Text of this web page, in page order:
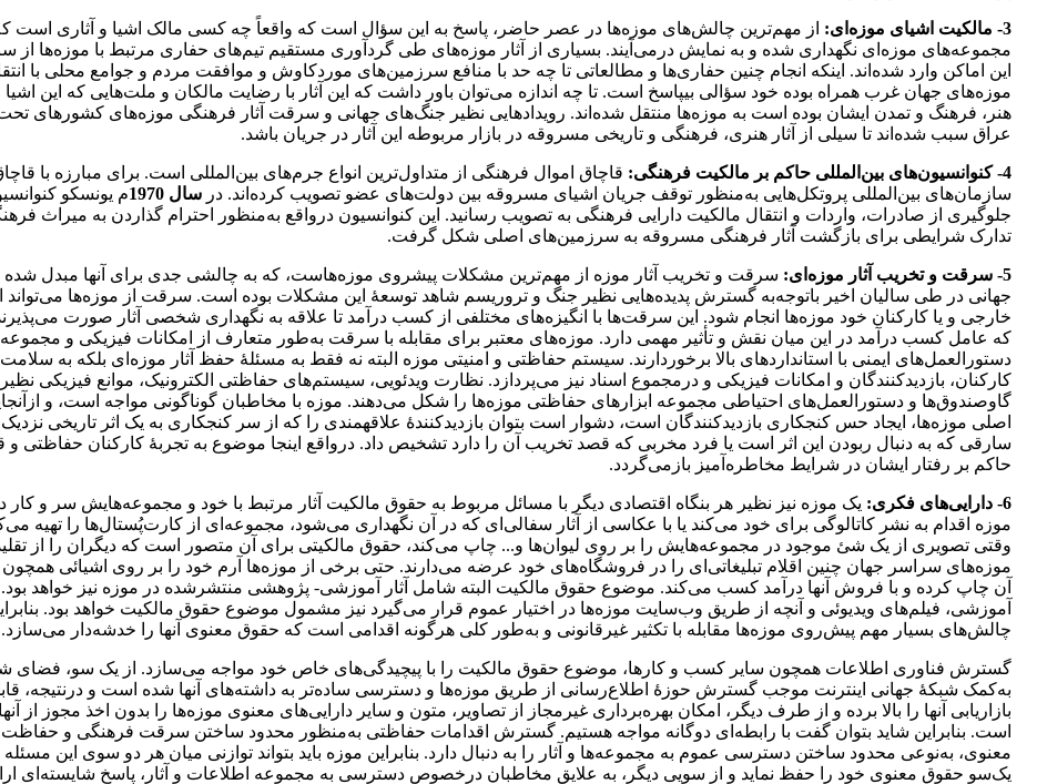
3- مالکیت اشیای موزه‌ای:
از مهم‌ترین چالش‌های موزه‌ها در عصر حاضر، پاسخ به این سؤال است که واقعاً چه کسی مالک اشیا و آثاری است
مجموعه‌های موزه‌ای نگهداری شده و به نمایش درمی‌آیند. بسیاری از آثار موزه‌های طی گردآوری مستقیم تیم‌های حفاری مرتبط با موزه‌ها از
این اماکن وارد شده‌اند. اینکه انجام چنین حفاری‌ها و مطالعاتی تا چه حد با منافع سرزمین‌های موردکاوش و موافقت مردم و جوامع محلی با
موزه‌های جهان غرب همراه بوده خود سؤالی بی­پاسخ است. تا چه اندازه می‌توان باور داشت که این آثار با رضایت مالکان و ملت‌هایی که این اشیا
هنر، فرهنگ و تمدن ایشان بوده است به موزه‌ها منتقل شده‌اند. رویدادهایی نظیر جنگ‌های جهانی و سرقت آثار فرهنگی موزه‌های کشورهای
عراق سبب شده‌اند تا سیلی از آثار هنری، فرهنگی و تاریخی مسروقه در بازار مربوطه این آثار در جریان باشد.
4- کنوانسیون‌های بین‌المللی حاکم بر مالکیت فرهنگی:
قاچاق اموال فرهنگی از متداول‌ترین انواع جرم‌های بین‌المللی است. برای مبارزه با
سازمان­‌های بین‌المللی پروتکل‌هایی به‌منظور توقف جریان اشیای مسروقه بین دولت­‌های عضو تصویب کرده‌اند. در سال 1970
م یونسکو
جلوگیری از صادرات، واردات و انتقال مالکیت دارایی فرهنگی به تصویب رسانید. این کنوانسیون درواقع به‌منظور احترام گذاردن به میراث
تدارک شرایطی برای بازگشت آثار فرهنگی مسروقه به سرزمین‌های اصلی شکل گرفت.
5- سرقت و تخریب آثار موزه‌ای:
سرقت و تخریب آثار موزه‌ از مهم‌ترین مشکلات پیش­روی موزه‌هاست، که به چالشی جدی برای آنها مبدل
جهانی در طی سالیان اخیر باتوجه‌به گسترش پدیده‌هایی نظیر جنگ و تروریسم شاهد توسعۀ این مشکلات بوده است. سرقت از موزه‌ها می‌تواند
خارجی و یا کارکنان خود موزه‌ها انجام شود. این سرقت‌ها با انگیزه‌های مختلفی از کسب درآمد تا علاقه به نگهداری شخصی آثار صورت
که عامل کسب درآمد در این میان نقش و تأثیر مهمی دارد. موزه‌های معتبر برای مقابله با سرقت به‌طور متعارف از امکانات فیزیکی و مجموعه
دستورالعمل‌های ایمنی با استانداردهای بالا برخوردارند. سیستم حفاظتی و امنیتی موزه البته نه فقط به مسئلۀ حفظ آثار موزه‌ای بلکه به
کارکنان، بازدیدکنندگان و امکانات فیزیکی و درمجموع اسناد نیز می‌پردازد. نظارت ویدئویی، سیستم‌های حفاظتی الکترونیک، موانع فیزیکی نظیر
گاوصندوق‌ها و دستورالعمل‌های احتیاطی مجموعه ابزارهای حفاظتی موزه‌ها را شکل می‌دهند. موزه با مخاطبان گوناگونی مواجه است، و
اصلی موزه‌ها، ایجاد حس کنجکاری بازدیدکنندگان است، دشوار است بتوان بازدیدکنندۀ علاقه­مندی را که از سر کنجکاری به یک اثر تاریخی
سارقی که به دنبال ربودن این اثر است یا فرد مخربی که قصد تخریب آن را دارد تشخیص داد. درواقع این­جا موضوع به تجربۀ کارکنان حفاظتی و
حاکم بر رفتار ایشان در شرایط مخاطره‌آمیز بازمی‌گردد.
6- دارایی‌های فکری:
یک موزه نیز نظیر هر بنگاه اقتصادی دیگر با مسائل مربوط به حقوق مالکیت آثار مرتبط با خود و مجموعه‌هایش سر و کار
موزه اقدام به نشر کاتالوگی برای خود می‌کند یا با عکاسی از آثار سفالی‌ای که در آن نگهداری می‌شود، مجموعه‌ای از کارت‌پُستال‌ها را تهیه
وقتی تصویری از یک شئ موجود در مجموعه‌هایش را بر روی لیوان‌ها و... چاپ می‌کند، حقوق مالکیتی برای آن متصور است که دیگران را از
موزه‌های سراسر جهان چنین اقلام تبلیغاتی‌ای را در فروشگاه‌های خود عرضه می‌دارند. حتی برخی از موزه‌­ها آرم خود را بر روی اشیائی همچون
آن چاپ کرده و با فروش آنها درآمد کسب می‌کند. موضوع حقوق مالکیت البته شامل آثار آموزشی- پژوهشی منتشرشده در موزه نیز خواهد
آموزشی، فیلم‌های ویدیوئی و آنچه از طریق وب‌سایت موزه‌ها در اختیار عموم قرار می‌گیرد نیز مشمول موضوع حقوق مالکیت خواهد بود.
چالش‌های بسیار مهم پیش‌روی موزه‌ها مقابله با تکثیر غیرقانونی و به‌طور کلی هرگونه اقدامی است که حقوق معنوی آنها را خدشه‌­دار می‌سازد.
گسترش فناوری اطلاعات هم­چون سایر کسب و کارها، موضوع حقوق مالکیت را با پیچیدگی‌های خاص خود مواجه می‌سازد. از یک سو، فضای
به‌کمک شبکۀ جهانی اینترنت موجب گسترش حوزۀ اطلاع‌­رسانی از طریق موزه‌ها و دسترسی ساده‌تر به داشته‌های آنها شده است و درنتیجه،
بازاریابی آنها را بالا برده و از طرف دیگر، امکان بهره‌­برداری غیرمجاز از تصاویر، متون و سایر دارایی‌های معنوی موزه‌ها را بدون اخذ مجوز از
است. بنابراین شاید بتوان گفت با رابطه‌ای دوگانه مواجه هستیم. گسترش اقدامات حفاظتی به‌منظور محدود ساختن سرقت فرهنگی و
معنوی، به‌نوعی محدود ساختن دسترسی عموم به مجموعه‌ها و آثار را به دنبال دارد. بنابراین موزه باید بتواند توازنی میان هر دو سوی این مسئله
یک­‌سو حقوق معنوی خود را حفظ نماید و از سویی دیگر، به علایق مخاطبان درخصوص دسترسی به مجموعه اطلاعات و آثار، پاسخ شایسته‌ای